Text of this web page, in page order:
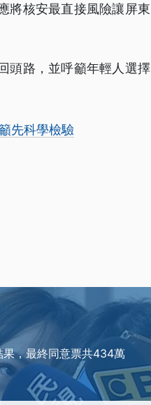
將核安最直接風險讓屏東
頭路，並呼籲年輕人選擇
先科學檢驗
，最終同意票共434萬